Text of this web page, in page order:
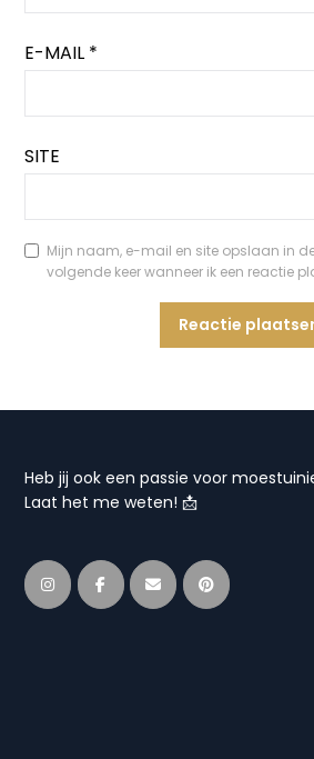
E-MAIL *
SITE
Mijn naam, e-mail en site opslaan in
volgende keer wanneer ik een reactie
Heb jij ook een passie voor
Laat het me weten! 📩